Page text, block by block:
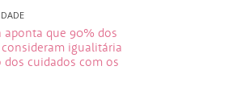
aponta que 90% dos
igualitária
dos cuidados com os